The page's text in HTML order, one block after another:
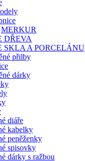
MERKUR
DŘEVA
SKLA A PORCELÁNU
přilby
dárky
diáře
kabelky
peněženky
spisovky
dárky s ražbou